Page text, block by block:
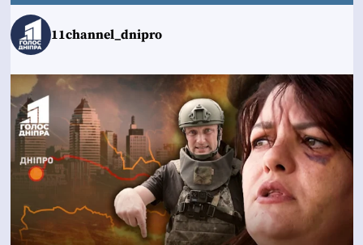
11channel_dnipro